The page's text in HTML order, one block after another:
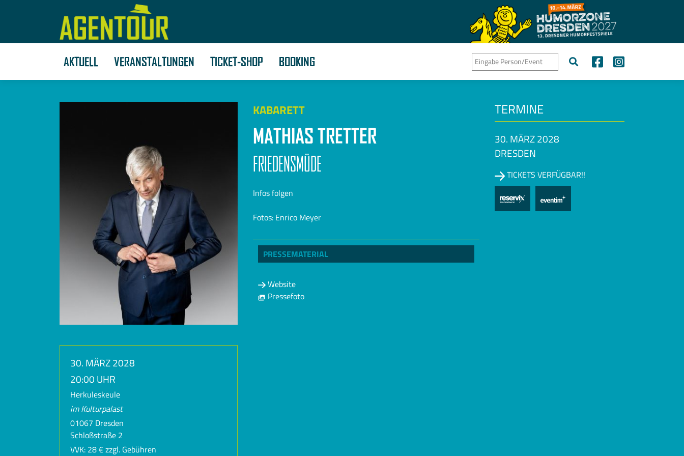
AKTUELL VERANSTALTUNGEN TICKET-SHOP BOOKING
30. MÄRZ 2028
20:00 UHR
Herkuleskeule
im Kulturpalast
01067 Dresden
Schloßstraße 2
VVK: 28 € zzgl. Gebühren
KABARETT
MATHIAS TRETTER
FRIEDENSMÜDE
Infos folgen
Fotos: Enrico Meyer
PRESSEMATERIAL
Website
Pressefoto
TERMINE
30. MÄRZ 2028
DRESDEN
TICKETS VERFÜGBAR!!